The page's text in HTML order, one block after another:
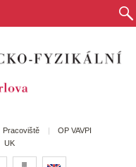
Pracoviště
OP VAVPI
UK